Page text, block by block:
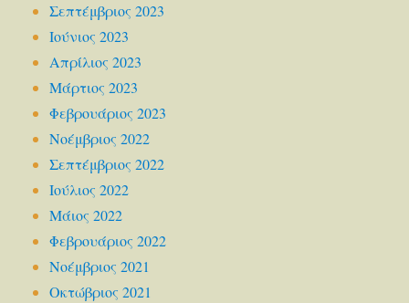
Σεπτέμβριος 2023
Ιούνιος 2023
Απρίλιος 2023
Μάρτιος 2023
Φεβρουάριος 2023
Νοέμβριος 2022
Σεπτέμβριος 2022
Ιούλιος 2022
Μάιος 2022
Φεβρουάριος 2022
Νοέμβριος 2021
Οκτώβριος 2021